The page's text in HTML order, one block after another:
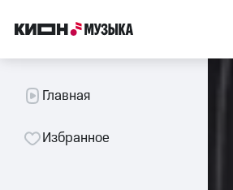
Главная
Избранное